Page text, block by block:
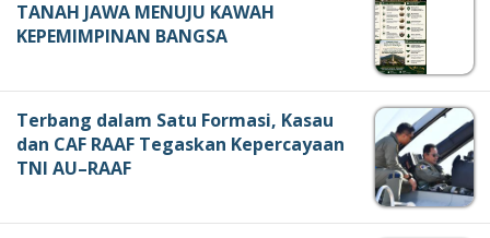
TANAH JAWA MENUJU KAWAH
KEPEMIMPINAN BANGSA
Terbang dalam Satu Formasi, Kasau
dan CAF RAAF Tegaskan Kepercayaan
TNI AU–RAAF